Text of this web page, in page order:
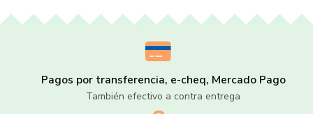
Pagos por transferencia, e-cheq, Mercado Pago
También efectivo a contra entrega